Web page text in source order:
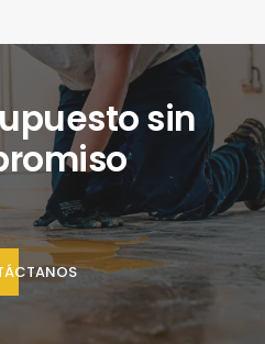
sin